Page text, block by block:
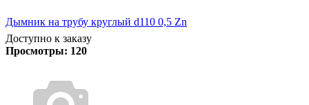
Дымник на трубу круглый d110 0,5 Zn
Доступно к заказу
Просмотры: 120